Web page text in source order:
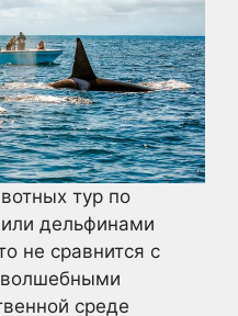
тур по
дельфинами
не сравнится с
среде